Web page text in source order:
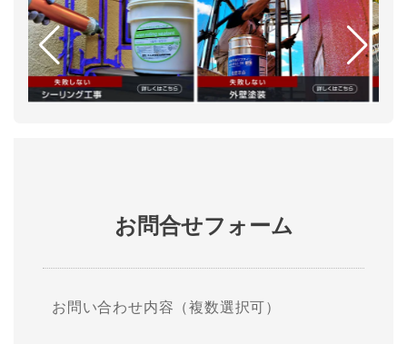
お問合せフォーム
お問い合わせ内容（複数選択可）